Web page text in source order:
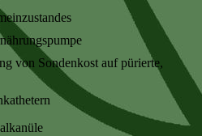
von Sondenkost auf pürierte,